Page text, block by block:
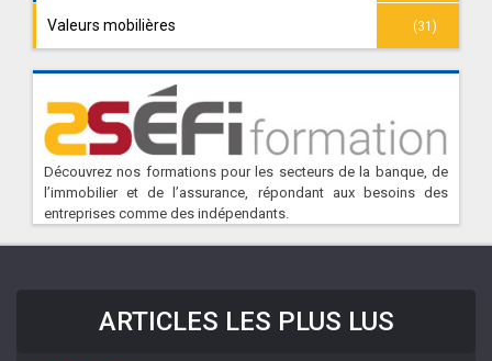
Valeurs mobilières (31)
Découvrez nos formations pour les secteurs de la banque, de
l’immobilier et de l’assurance, répondant aux besoins des
entreprises comme des indépendants.
ARTICLES LES PLUS LUS